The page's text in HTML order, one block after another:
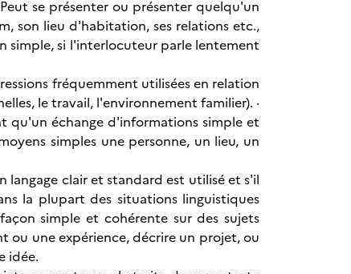
se présenter ou présenter quelqu'un
son lieu d'habitation, ses relations etc.,
simple, si l'interlocuteur parle lentement
fréquemment utilisées en relation
le travail, l'environnement familier). ·
qu'un échange d'informations simple et
simples une personne, un lieu, un
langage clair et standard est utilisé et s'il
la plupart des situations linguistiques
simple et cohérente sur des sujets
ou une expérience, décrire un projet, ou
idée.